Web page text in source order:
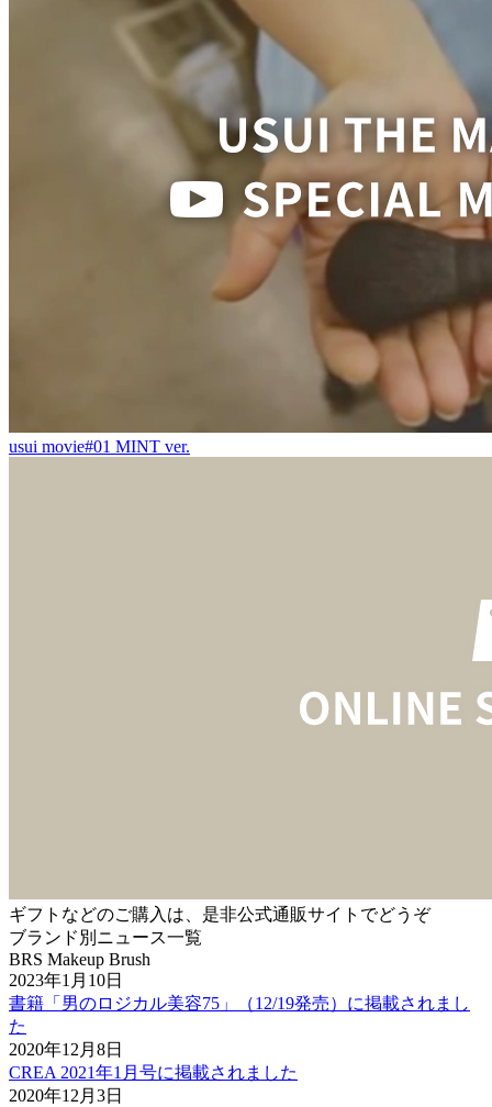
usui movie#01 MINT ver.
ギフトなどのご購入は、是非公式通販サイトでどうぞ
ブランド別ニュース一覧
BRS Makeup Brush
2023年1月10日
書籍「男のロジカル美容75」（12/19発売）に掲載されまし
た
2020年12月8日
CREA 2021年1月号に掲載されました
2020年12月3日